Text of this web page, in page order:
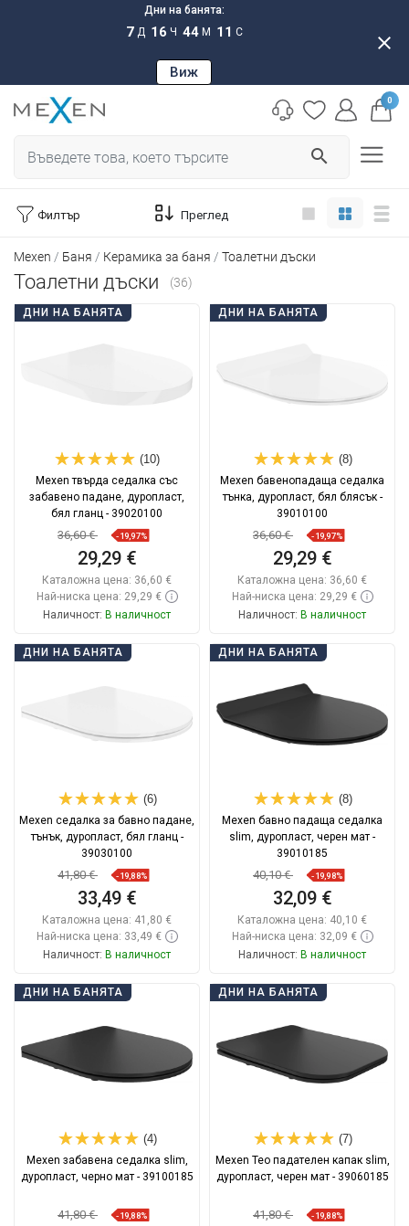
Дни на банята:
7 Д 16 Ч 44 М 10 С
Виж
close
search
0
Филтър Преглед
Mexen Баня Керамика за баня Тоалетни дъски
Тоалетни дъски (36)
ДНИ НА БАНЯТА
(10)
Mexen твърда седалка със
забавено падане, дуропласт,
бял гланц - 39020100
36,60 € -19,97%
29,29 €
Каталожна цена: 36,60 €
Най-ниска цена: 29,29 €
Наличност: В наличност
Добави в количката
ДНИ НА БАНЯТА
(8)
Mexen бавенопадаща седалка
тънка, дуропласт, бял блясък -
39010100
36,60 € -19,97%
29,29 €
Каталожна цена: 36,60 €
Най-ниска цена: 29,29 €
Наличност: В наличност
Добави в количката
ДНИ НА БАНЯТА
(6)
Mexen седалка за бавно падане,
тънък, дуропласт, бял гланц -
39030100
41,80 € -19,88%
33,49 €
Каталожна цена: 41,80 €
Най-ниска цена: 33,49 €
Наличност: В наличност
Добави в количката
ДНИ НА БАНЯТА
(8)
Mexen бавно падаща седалка
slim, дуропласт, черен мат -
39010185
40,10 € -19,98%
32,09 €
Каталожна цена: 40,10 €
Най-ниска цена: 32,09 €
Наличност: В наличност
Добави в количката
Сравнете
ДНИ НА БАНЯТА
(4)
Mexen забавена седалка slim,
дуропласт, черно мат - 39100185
41,80 € -19,88%
ДНИ НА БАНЯТА
(7)
Mexen Teo падателен капак slim,
дуропласт, черен мат - 39060185
41,80 € -19,88%